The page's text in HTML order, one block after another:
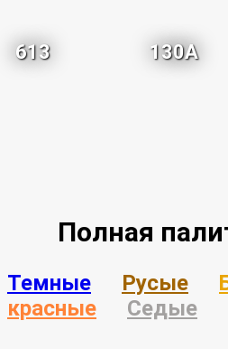
613 130A
Полная
Темные Русые
красные
Седые